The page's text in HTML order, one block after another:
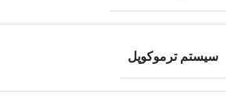
سیستم ترموکوپل